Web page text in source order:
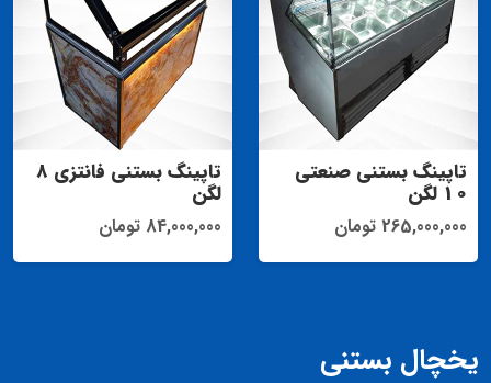
تاپینگ بستنی صنعتی
10 لگن
265,000,000 تومان
تاپینگ بستنی فانتزی 8
لگن
84,000,000 تومان
یخچال بستنی